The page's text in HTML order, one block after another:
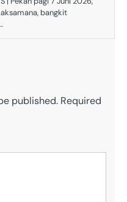
bangkit
published. Required